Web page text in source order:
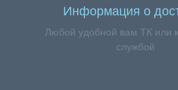
Информация о
Любой удобной вам ТК или
службой